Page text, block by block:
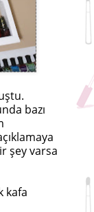
bazı
şey varsa
kafa